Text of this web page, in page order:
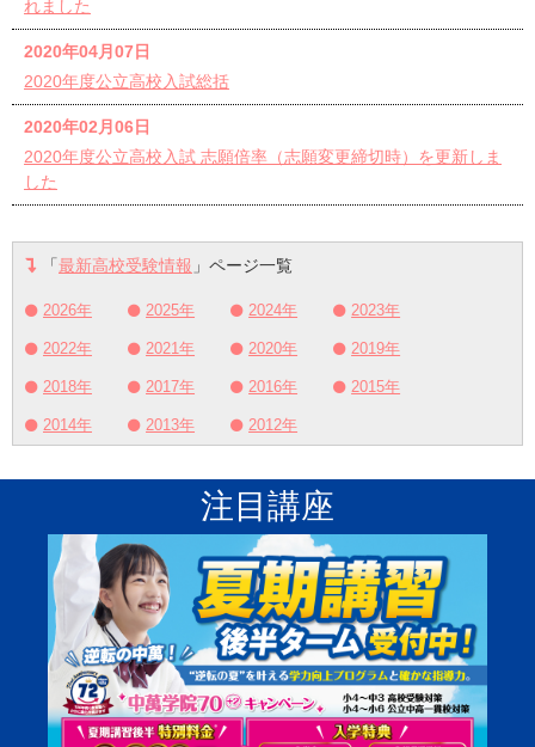
れました
2020年04月07日
2020年度公立高校入試総括
2020年02月06日
2020年度公立高校入試 志願倍率（志願変更締切時）を更新しま
した
「最新高校受験情報 」ページ一覧
2026年 2025年 2024年 2023年
2022年 2021年 2020年 2019年
2018年 2017年 2016年 2015年
2014年 2013年 2012年
注目講座